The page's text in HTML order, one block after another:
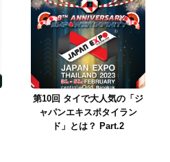
第10回 タイで大人気の「ジ
ャパンエキスポタイラン
ド」とは？ Part.2